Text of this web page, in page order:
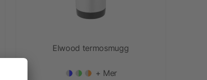
Elwood termosmugg
+ Mer